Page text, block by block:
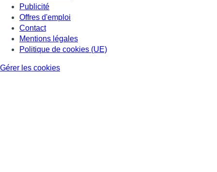
Publicité
Offres d'emploi
Contact
Mentions légales
Politique de cookies (UE)
Gérer les cookies